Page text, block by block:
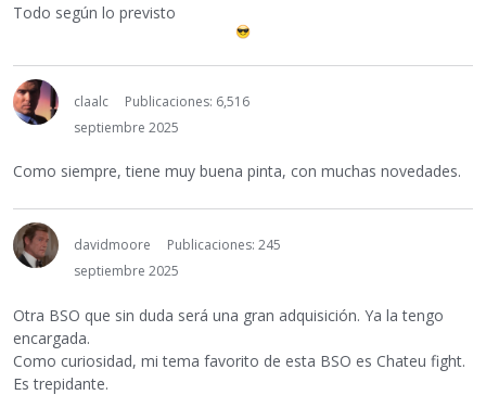
Todo según lo previsto
claalc
Publicaciones: 6,516
septiembre 2025
Como siempre, tiene muy buena pinta, con muchas novedades.
davidmoore
Publicaciones: 245
septiembre 2025
Otra BSO que sin duda será una gran adquisición. Ya la tengo
encargada.
Como curiosidad, mi tema favorito de esta BSO es Chateu fight.
Es trepidante.